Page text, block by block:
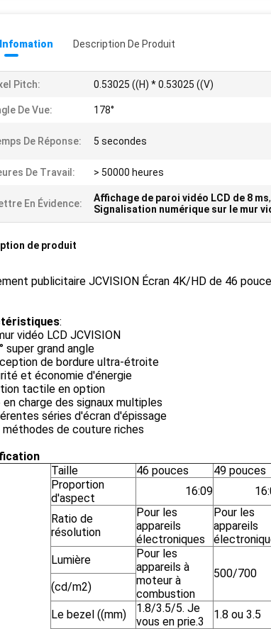
Description De Produit
Pitch: 0.53025 ((H) * 0.53025 ((V)
De Vue: 178°
De Réponse: 5 secondes
De Travail: > 50000 heures
En Évidence: Affichage de paroi vidéo LCD de 8 ms,
Signalisation numérique sur le mur
de produit
publicitaire JCVISION Écran 4K/HD de 46
:
vidéo LCD JCVISION
super grand angle
de bordure ultra-étroite
et économie d'énergie
tactile en option
en charge des signaux multiples
séries d'écran d'épissage
méthodes de couture riches
Taille 46 pouces 49 pouces
Proportion
d'aspect
16:09
Ratio de
résolution
Pour les
appareils
électroniques
Pour les
appareils
Lumière
Pour les
appareils à
moteur à
combustion
500/700
(cd/m2)
Le bezel ((mm)
1.8/3.5/5. Je
vous en prie.3
1.8 ou 3.5